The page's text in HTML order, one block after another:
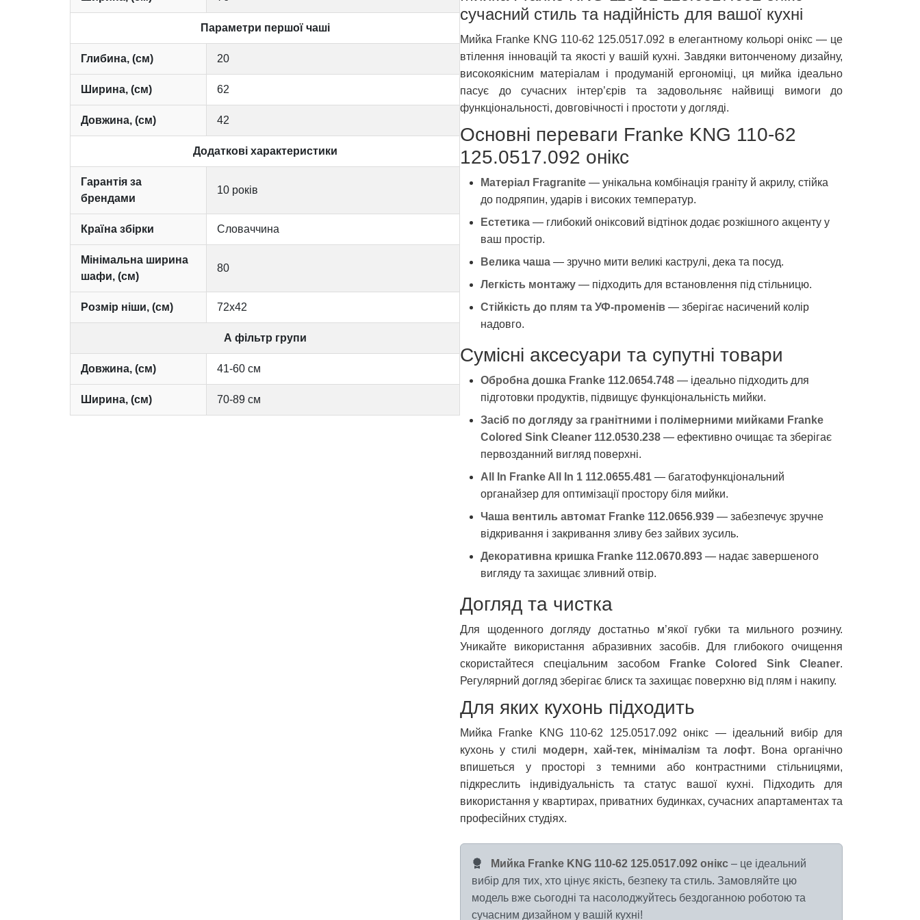
Параметри першої чаші
Глибина, (см) 20
Ширина, (см) 62
Довжина, (см) 42
Додаткові характеристики
Гарантія за
брендами
10 років
Країна збірки Словаччина
Мінімальна ширина
шафи, (см)
80
Розмір ніши, (см) 72х42
А фільтр групи
Довжина, (см) 41-60 см
Ширина, (см) 70-89 см
сучасний стиль та надійність для вашої кухні
Мийка Franke KNG 110-62 125.0517.092 в елегантному кольорі онікс — це
втілення інновацій та якості у вашій кухні. Завдяки витонченому дизайну,
високоякісним матеріалам і продуманій ергономіці, ця мийка ідеально
пасує до сучасних інтер’єрів та задовольняє найвищі вимоги до
функціональності, довговічності і простоти у догляді.
Основні переваги Franke KNG 110-62
125.0517.092 онікс
Матеріал Fragranite — унікальна комбінація граніту й акрилу, стійка
до подряпин, ударів і високих температур.
Естетика — глибокий оніксовий відтінок додає розкішного акценту у
ваш простір.
Велика чаша — зручно мити великі каструлі, дека та посуд.
Легкість монтажу — підходить для встановлення під стільницю.
Стійкість до плям та УФ-променів — зберігає насичений колір
надовго.
Сумісні аксесуари та супутні товари
Обробна дошка Franke 112.0654.748 — ідеально підходить для
підготовки продуктів, підвищує функціональність мийки.
Засіб по догляду за гранітними і полімерними мийками Franke
Colored Sink Cleaner 112.0530.238 — ефективно очищає та зберігає
первозданний вигляд поверхні.
All In Franke All In 1 112.0655.481 — багатофункціональний
органайзер для оптимізації простору біля мийки.
Чаша вентиль автомат Franke 112.0656.939 — забезпечує зручне
відкривання і закривання зливу без зайвих зусиль.
Декоративна кришка Franke 112.0670.893 — надає завершеного
вигляду та захищає зливний отвір.
Догляд та чистка
Для щоденного догляду достатньо м’якої губки та мильного розчину.
Уникайте використання абразивних засобів. Для глибокого очищення
скористайтеся спеціальним засобом
Franke Colored Sink Cleaner.
Регулярний догляд зберігає блиск та захищає поверхню від плям і накипу.
Для яких кухонь підходить
Мийка Franke KNG 110-62 125.0517.092 онікс — ідеальний вибір для
кухонь у стилі модерн, хай-тек, мінімалізм та лофт. Вона органічно
впишеться у просторі з темними або контрастними стільницями,
підкреслить індивідуальність та статус вашої кухні. Підходить для
використання у квартирах, приватних будинках, сучасних апартаментах та
професійних студіях.
Мийка Franke KNG 110-62 125.0517.092 онікс – це ідеальний
вибір для тих, хто цінує якість, безпеку та стиль. Замовляйте цю
модель вже сьогодні та насолоджуйтесь бездоганною роботою та
сучасним дизайном у вашій кухні!